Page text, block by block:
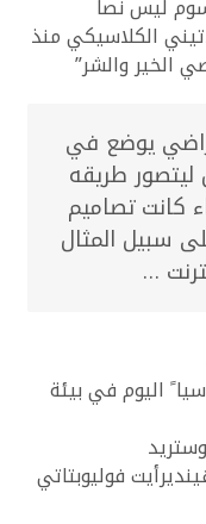
ليس نصاَ
الكلاسيكي منذ
الخير والشر”
يوضع في
طريقه
كانت تصاميم
سبيل المثال
…
اليوم في بيئة
فوليوبتاتي